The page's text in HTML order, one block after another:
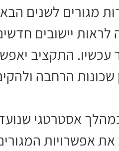
מגורים לשנים
לראות יישובים
עכשיו. התקציב
שכונות הרחבה
אסטרטגי
אפשרויות